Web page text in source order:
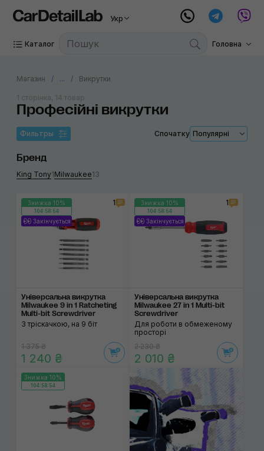
Укр
Каталог Головна
Магазин ... Викрутки
Професійні викрутки
1 сторінка, 14 товар
Фильтры Спочатку Популярні
Бренд
King Tony1Milwaukee13
Знижка 10%
104:58:53
Закінчується
1
Універсальна викрутка
Milwaukee 9 in 1 Ratcheting
Multi-bit Screwdriver
З тріскачкою, на 9 біт
1 375 ₴
1 240 ₴
Знижка 10%
104:58:53
Закінчується
1
Універсальна викрутка
Milwaukee 27 in 1 Multi-bit
Screwdriver
Для роботи в обмеженому
просторі
2 230 ₴
2 010 ₴
Знижка 10%
104:58:53